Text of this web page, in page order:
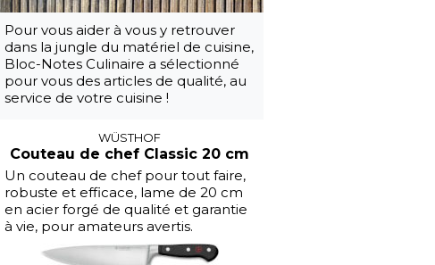
Pour vous aider à vous y retrouver
dans la jungle du matériel de cuisine,
Bloc-Notes Culinaire a sélectionné
pour vous des articles de qualité, au
service de votre cuisine !
WÜSTHOF
Couteau de chef Classic 20 cm
Un couteau de chef pour tout faire,
robuste et efficace, lame de 20 cm
en acier forgé de qualité et garantie
à vie, pour amateurs avertis.